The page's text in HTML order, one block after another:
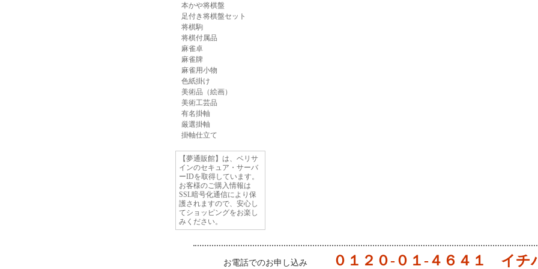
本かや将棋盤
足付き将棋盤セット
将棋駒
将棋付属品
麻雀卓
麻雀牌
麻雀用小物
色紙掛け
美術品（絵画）
美術工芸品
有名掛軸
厳選掛軸
掛軸仕立て
【夢通販館】は、ベリサ
インのセキュア・サーバ
ーIDを取得しています。
お客様のご購入情報は
SSL暗号化通信により保
護されますので、安心し
てショッピングをお楽し
みください。
お電話でのお申し込み ０１２０-０１-４６４１ イチ